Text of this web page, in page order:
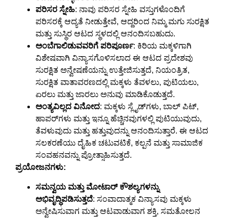
ಪರಿಸರ ಸ್ನೇಹಿ: ನಾವು ಪರಿಸರ ಸ್ನೇಹಿ ವಸ್ತುಗಳೊಂದಿಗೆ
ಪರಿಸರಕ್ಕೆ ಆದ್ಯತೆ ನೀಡುತ್ತೇವೆ, ಆದ್ದರಿಂದ ನಿಮ್ಮ ಮಗು ಸುರಕ್ಷಿತ
ಮತ್ತು ಸುಸ್ಥಿರ ಆಟದ ಸ್ಥಳದಲ್ಲಿ ಆನಂದಿಸಬಹುದು.
ಅಂಬೆಗಾಲಿಡುವವರಿಗೆ ಪರಿಪೂರ್ಣ: ಕಿರಿಯ ಮಕ್ಕಳಿಗಾಗಿ
ವಿಶೇಷವಾಗಿ ವಿನ್ಯಾಸಗೊಳಿಸಲಾದ ಈ ಆಟದ ಪ್ರದೇಶವು
ಸುರಕ್ಷಿತ ಅನ್ವೇಷಣೆಯನ್ನು ಉತ್ತೇಜಿಸುತ್ತದೆ, ನಿಯಂತ್ರಿತ,
ಸುರಕ್ಷಿತ ವಾತಾವರಣದಲ್ಲಿ ಮಕ್ಕಳು ತೆವಳಲು, ಪುಟಿಯಲು,
ಏರಲು ಮತ್ತು ಜಾರಲು ಅನುವು ಮಾಡಿಕೊಡುತ್ತದೆ.
ಅಂತ್ಯವಿಲ್ಲದ ವಿನೋದ: ಮಕ್ಕಳು ಸ್ಲೈಡ್‌ಗಳು, ಬಾಲ್ ಪಿಟ್,
ಹಾಪರ್‌ಗಳು ಮತ್ತು ಇನ್ನೂ ಹೆಚ್ಚಿನವುಗಳಲ್ಲಿ ಪುಟಿಯುವುದು,
ತೆವಳುವುದು ಮತ್ತು ಹತ್ತುವುದನ್ನು ಆನಂದಿಸುತ್ತಾರೆ. ಈ ಆಟದ
ಸಲಕರಣೆಯು ದೈಹಿಕ ಚಟುವಟಿಕೆ, ಕಲ್ಪನೆ ಮತ್ತು ಸಾಮಾಜಿಕ
ಸಂವಹನವನ್ನು ಪ್ರೋತ್ಸಾಹಿಸುತ್ತದೆ.
ಪ್ರಯೋಜನಗಳು:
ಸಮನ್ವಯ ಮತ್ತು ಮೋಟಾರ್ ಕೌಶಲ್ಯಗಳನ್ನು
ಅಭಿವೃದ್ಧಿಪಡಿಸುತ್ತದೆ: ಸಂವಾದಾತ್ಮಕ ವಿನ್ಯಾಸವು ಮಕ್ಕಳು
ಅನ್ವೇಷಿಸುವಾಗ ಮತ್ತು ಆಟವಾಡುವಾಗ ಶಕ್ತಿ, ಸಮತೋಲನ